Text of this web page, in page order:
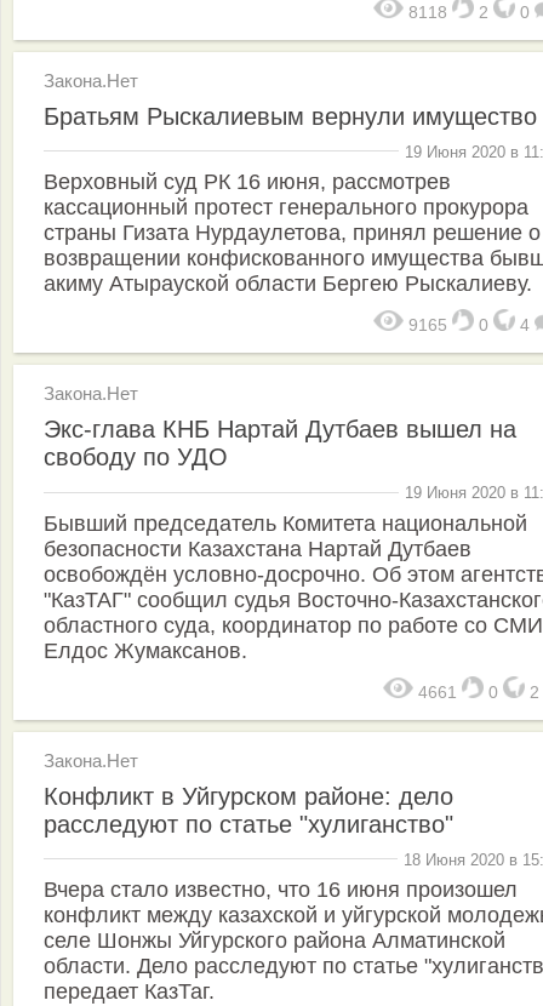
8118 2 0
Закона.Нет
Братьям Рыскалиевым вернули имущество
19 Июня 2020 в
Верховный суд РК 16 июня, рассмотрев
кассационный протест генерального прокурора
страны Гизата Нурдаулетова, принял решение о
возвращении конфискованного имущества
акиму Атырауской области Бергею Рыскалиеву.
9165 0 4
Закона.Нет
Экс-глава КНБ Нартай Дутбаев вышел на
свободу по УДО
19 Июня 2020 в
Бывший председатель Комитета национальной
безопасности Казахстана Нартай Дутбаев
освобождён условно-досрочно. Об этом
"КазТАГ" сообщил судья Восточно-
областного суда, координатор по работе со СМИ
Елдос Жумаксанов.
4661 0 2
Закона.Нет
Конфликт в Уйгурском районе: дело
расследуют по статье "хулиганство"
18 Июня 2020 в
Вчера стало известно, что 16 июня произошел
конфликт между казахской и уйгурской
селе Шонжы Уйгурского района Алматинской
области. Дело расследуют по статье
передает КазТаг.